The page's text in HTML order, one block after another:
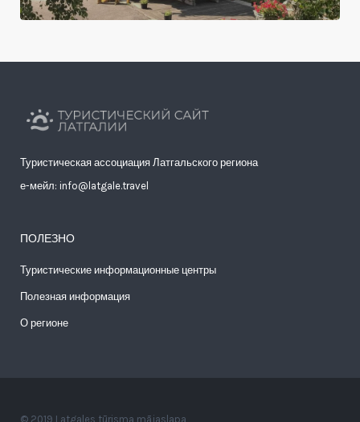
Туристическая ассоциация Латгальского региона
е-мейл: info@latgale.travel
ПОЛЕЗНО
Туристические информационные центры
Полезная информация
О регионе
© 2019 Latgales tūrisma mājaslapa